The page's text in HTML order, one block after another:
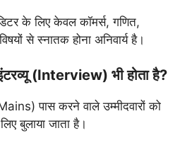
के लिए केवल कॉमर्स, गणित,
से स्नातक होना अनिवार्य है।
(Interview) भी होता है?
पास करने वाले उम्मीदवारों को
बुलाया जाता है।